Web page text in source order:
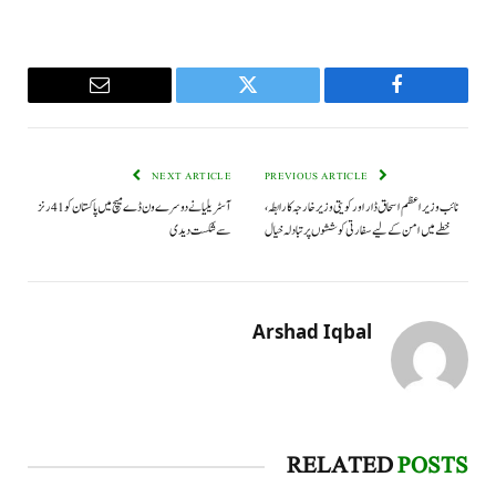
Facebook
Twitter
Email
نائب وزیراعظم اسحاق ڈار اور کویتی وزیر خارجہ کا رابطہ،
خطے میں امن کے لیے سفارتی کوششوں پر تبادلہ خیال
NEXT ARTICLE
آسٹریلیا نے دوسرے ون ڈے میچ میں پاکستان کو 41 رنز
سے شکست دیدی
Arshad Iqbal
RELATEDPOSTS